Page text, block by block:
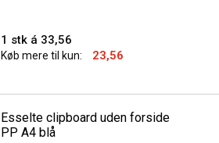
1 stk á 33,56
Køb mere til kun: 23,56
Esselte clipboard uden forside
PP A4 blå